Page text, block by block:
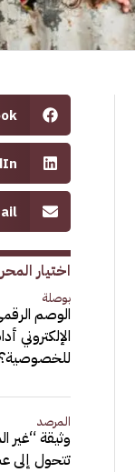
اختيار
بوصلة
الوصم
الإلكتروني
المرصد
وثيقة “غير
تتحول إلى